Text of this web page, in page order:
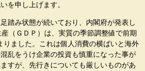
を申し上げます。
踏み状態が続いており、内閣府が発表し
（ＧＤＰ）は、実質の季節調整値で前期
りました。これは個人消費の横ばいと海外
乱をうけ企業の投資も慎重になった事が
すが、先行きについても厳しいものがあ